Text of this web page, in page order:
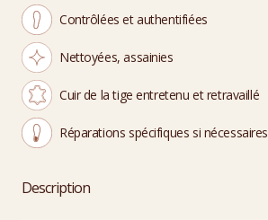
Contrôlées et authentifiées
Nettoyées, assainies
Cuir de la tige entretenu et retravaillé
Réparations spécifiques si nécessaires
Description